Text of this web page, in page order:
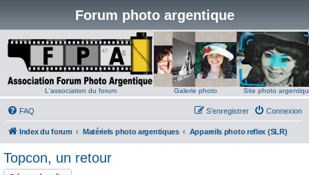
Forum photo argentique
L'association du forum Galerie photo Site photo
FAQ Connexion
S’enregistrer
Index du forum Matériels photo argentiques Appareils photo reflex (SLR)
Topcon, un retour